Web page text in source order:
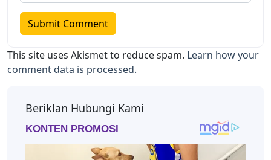
This site uses Akismet to reduce spam. Learn how your
comment data is processed.
Beriklan Hubungi Kami